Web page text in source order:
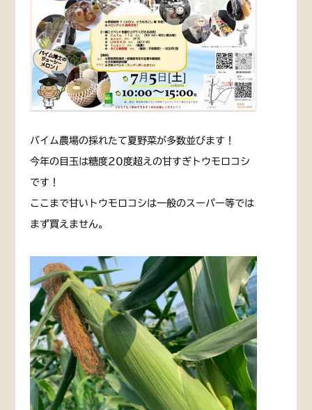
バイム農場の採れたて夏野菜が多数並びます！
今年の目玉は糖度20度超えの甘すぎトウモロコシ
です！
ここまで甘いトウモロコシは一般のスーパー等では
まず買えません。